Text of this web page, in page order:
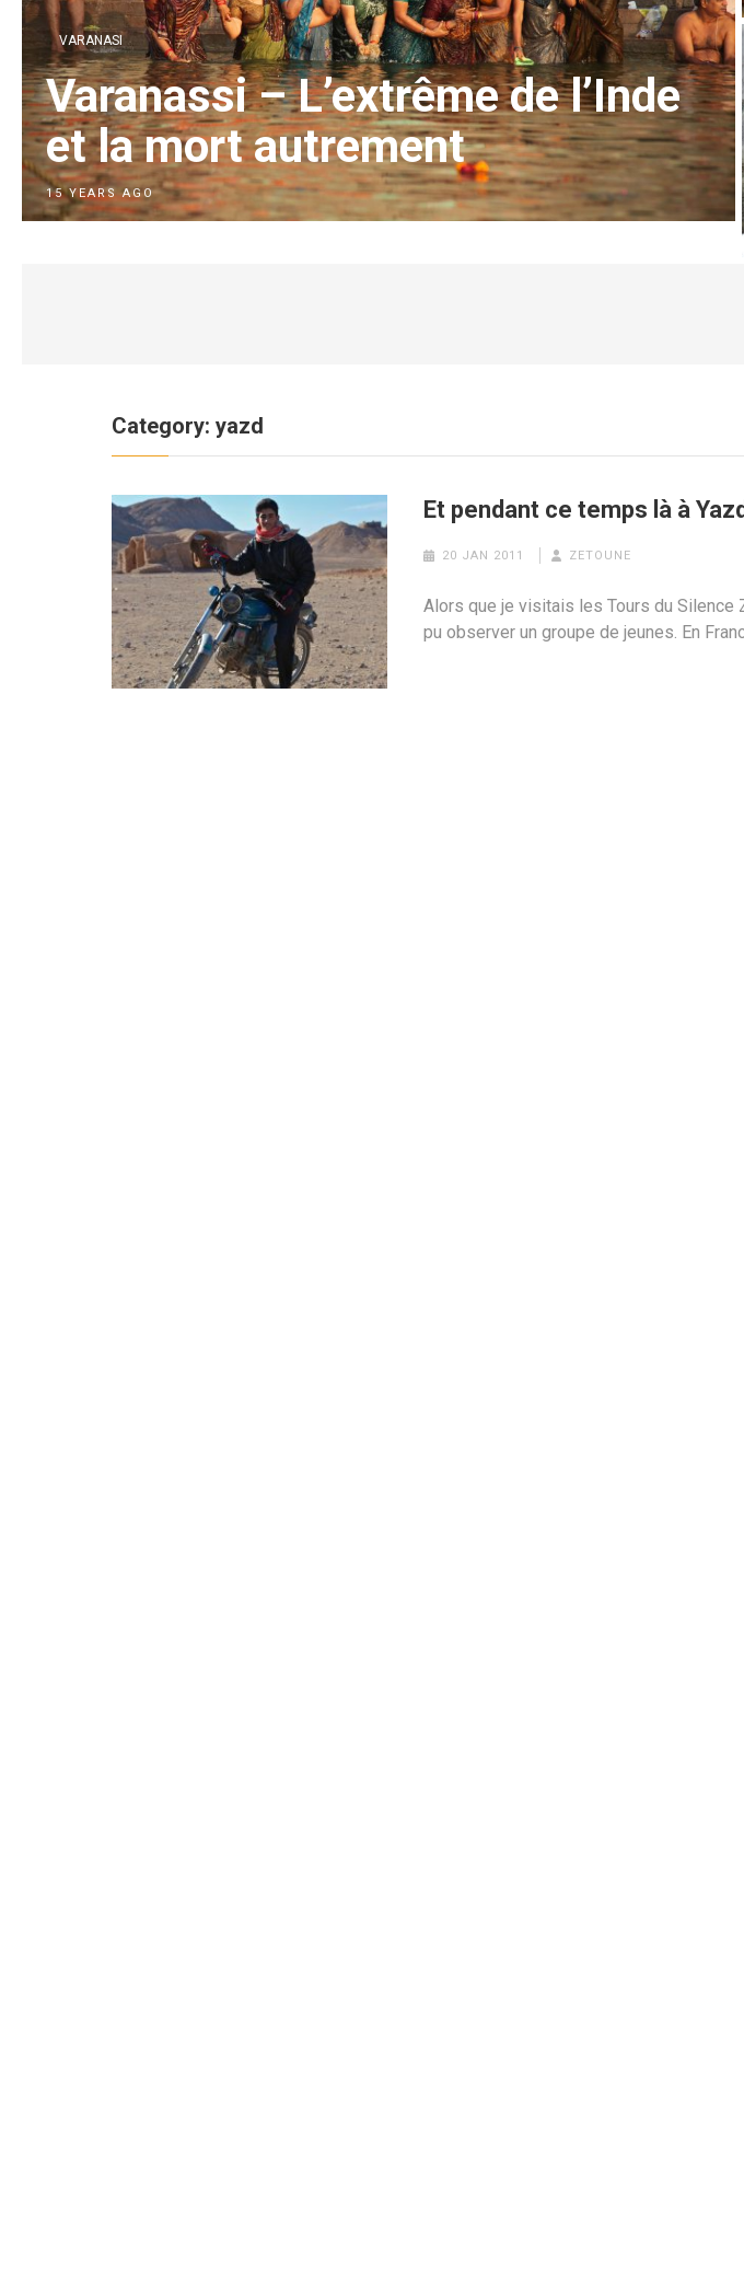
VARANASI
Varanassi – L’extrême de l’Inde
et la mort autrement
15 YEARS AGO
Category: yazd
Et pendant ce temps là à Yazd
20 JAN 2011 ZETOUNE
Alors que je visitais les Tours du Silence
pu observer un groupe de jeunes. En